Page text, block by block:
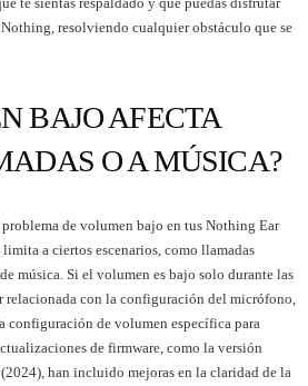
resolviendo cualquier obstáculo que se
BAJO AFECTA
O A MÚSICA?
de volumen bajo en tus Nothing Ear
a ciertos escenarios, como llamadas
música. Si el volumen es bajo solo durante las
relacionada con la configuración del micrófono,
configuración de volumen específica para
de firmware, como la versión
han incluido mejoras en la claridad de la